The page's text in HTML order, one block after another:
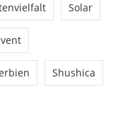
Solar
Shushica